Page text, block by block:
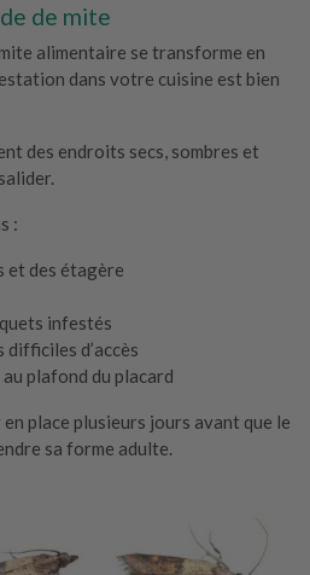
de mite
alimentaire se transforme en
dans votre cuisine est bien
des endroits secs, sombres et
:
et des étagère
infestés
difficiles d’accès
plafond du placard
place plusieurs jours avant que le
sa forme adulte.